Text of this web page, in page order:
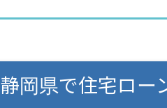
静岡県で住宅ロー